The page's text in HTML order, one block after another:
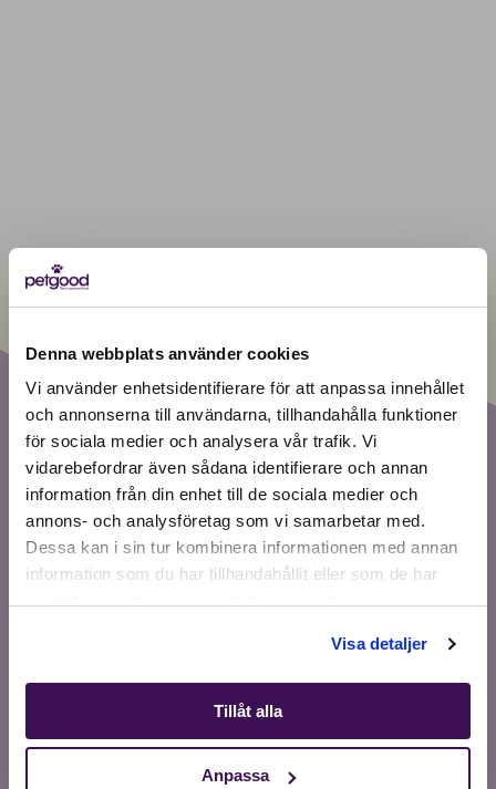
Denna webbplats använder cookies
Vi använder enhetsidentifierare för att anpassa innehållet
och annonserna till användarna, tillhandahålla funktioner
för sociala medier och analysera vår trafik. Vi
vidarebefordrar även sådana identifierare och annan
information från din enhet till de sociala medier och
annons- och analysföretag som vi samarbetar med.
Dessa kan i sin tur kombinera informationen med annan
information som du har tillhandahållit eller som de har
Visa detaljer
Tillåt alla
Anpassa
Active location:
Lithuania
Currency: EUR
SELECT YOUR COUNTRY:
YOU SEEM SMART...
Sign up for our newsletter and get tips and exclusive
offers for your best friend!
When you register, you agree to receive newsletters.
Write me up